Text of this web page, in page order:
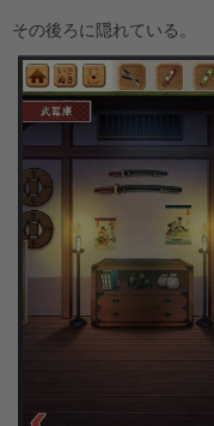
その後ろに隠れている。